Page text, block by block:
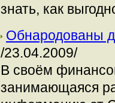
знать, как
Обнародованы
/23.04.2009/
В своём
занимающаяся